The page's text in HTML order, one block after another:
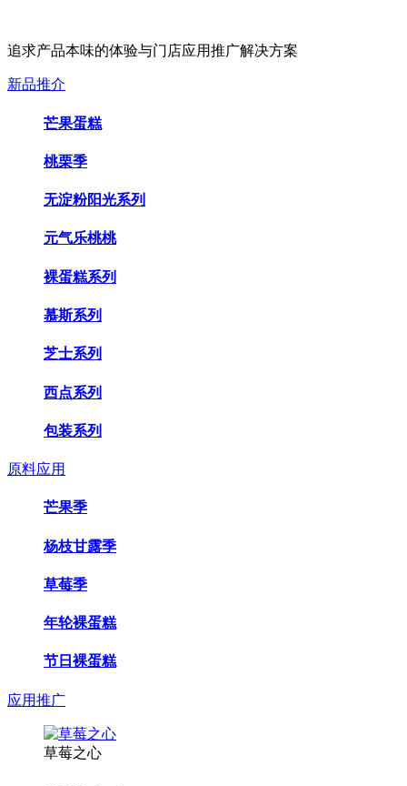
追求产品本味的体验与门店应用推广解决方案
新品推介
芒果蛋糕
桃栗季
无淀粉阳光系列
元气乐桃桃
裸蛋糕系列
慕斯系列
芝士系列
西点系列
包装系列
原料应用
芒果季
杨枝甘露季
草莓季
年轮裸蛋糕
节日裸蛋糕
应用推广
草莓之心